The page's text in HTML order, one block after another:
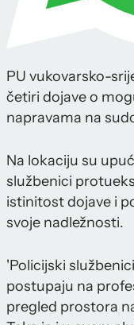
PU vukovarsko-
četiri dojave o
napravama na
Na lokaciju su
službenici
istinitost dojave i
svoje nadležnosti.
'Policijski
postupaju na
pregled prostora